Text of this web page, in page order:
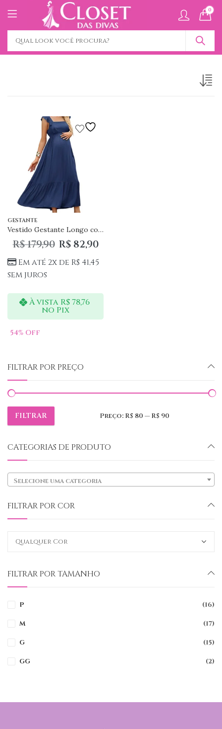
0
GESTANTE
Vestido Gestante Longo com Babados na Alça
R$179,90 R$82,90
Em até 2x de R$ 41,45
sem juros
À vista R$78,76
no Pix
54% Off
FILTRAR POR PREÇO
Preço
Preço
FILTRAR Preço: R$ 80 —R$ 90
CATEGORIAS DE PRODUTO
Selecione uma categoria
FILTRAR POR COR
FILTRAR POR TAMANHO
P (16)
M (17)
G (15)
GG (2)